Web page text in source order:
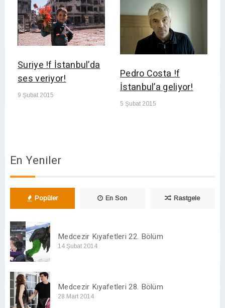
Suriye !f İstanbul’da
ses veriyor!
9 Şubat 2015
Pedro Costa !f
İstanbul’a geliyor!
5 Şubat 2015
En Yeniler
Popüler En Son Rastgele
Medcezir Kıyafetleri 22. Bölüm
14 Şubat 2014
Medcezir Kıyafetleri 28. Bölüm
28 Mart 2014